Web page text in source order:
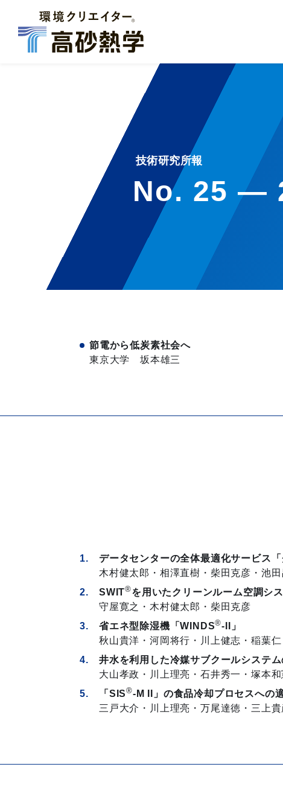
技術研究所報
No. 25 ―
節電から低炭素社会へ
東京大学 坂本雄三
データセンターの全体最適化サービス
木村健太郎・相澤直樹・柴田克彦・池田
SWIT®を用いたクリーンルーム空調シ
守屋寛之・木村健太郎・柴田克彦
省エネ型除湿機「WINDS®-II」
秋山貴洋・河岡将行・川上健志・稲葉
井水を利用した冷媒サブクールシステ
大山孝政・川上理亮・石井秀一・塚本和
「SIS®-M II」の食品冷却プロセスへの
三戸大介・川上理亮・万尾達徳・三上